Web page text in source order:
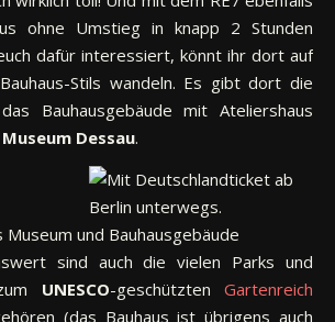
ohne Umstieg in knapp 2 Stunden
dafür interessiert, könnt ihr dort auf
Stils wandeln. Es gibt dort die
Bauhausgebäude mit Ateliershaus
Museum Dessau.
Museum und Bauhausgebäude
sind auch die vielen Parks und
UNESCO-geschützten Gartenreich
(das Bauhaus ist übrigens auch